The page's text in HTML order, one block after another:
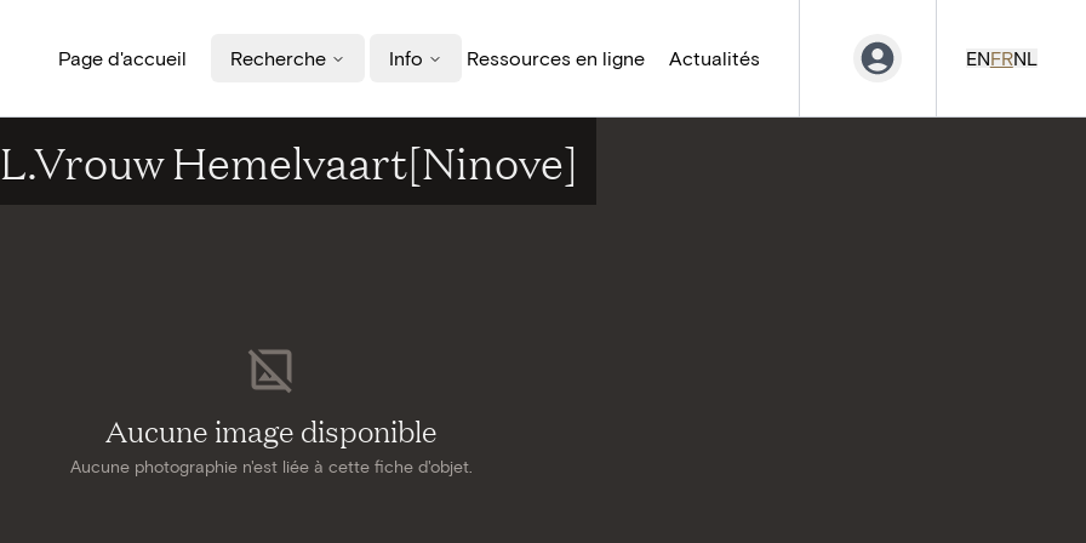
Page d'accueil Recherche Info Ressources en ligne Actualités ENFRNL
Aucune image disponible
Aucune photographie n'est liée à cette fiche d'objet.
Hemelvaart[Ninove]